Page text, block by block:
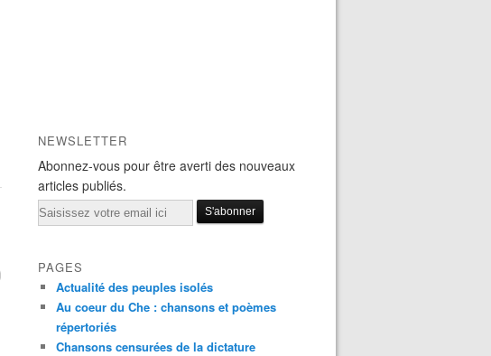
NEWSLETTER
Abonnez-vous pour être averti des nouveaux
articles publiés.
Email
PAGES
Actualité des peuples isolés
Au coeur du Che : chansons et poèmes
répertoriés
Chansons censurées de la dictature